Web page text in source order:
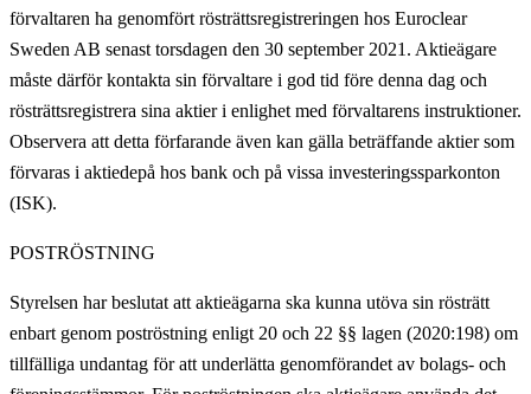
förvaltaren ha genomfört rösträttsregistreringen hos Euroclear
Sweden AB senast torsdagen den 30 september 2021. Aktieägare
måste därför kontakta sin förvaltare i god tid före denna dag och
rösträttsregistrera sina aktier i enlighet med förvaltarens instruktioner.
Observera att detta förfarande även kan gälla beträffande aktier som
förvaras i aktiedepå hos bank och på vissa investeringssparkonton
(ISK).
POSTRÖSTNING
Styrelsen har beslutat att aktieägarna ska kunna utöva sin rösträtt
enbart genom poströstning enligt 20 och 22 §§ lagen (2020:198) om
tillfälliga undantag för att underlätta genomförandet av bolags- och